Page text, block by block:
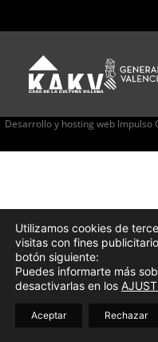
Desarrollo y hosting web Impulso
Utilizamos cookies de
visitas con fines
botón siguiente:
Puedes informarte más
desactivarlas en los
Aceptar Rechazar